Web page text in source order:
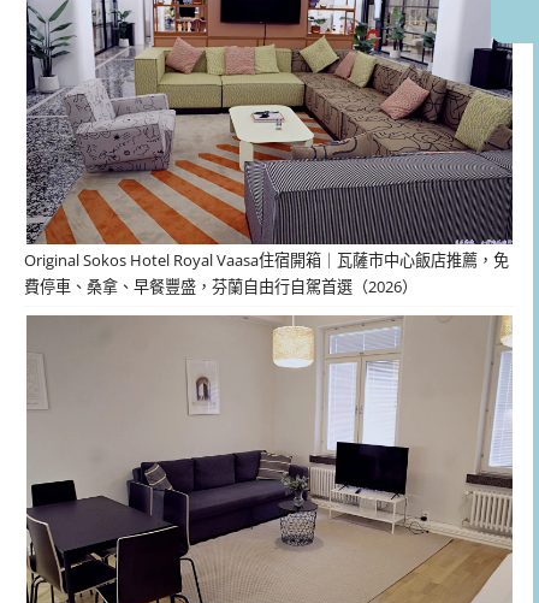
Original Sokos Hotel Royal Vaasa住宿開箱｜瓦薩市中心飯店推薦，免
費停車、桑拿、早餐豐盛，芬蘭自由行自駕首選（2026）